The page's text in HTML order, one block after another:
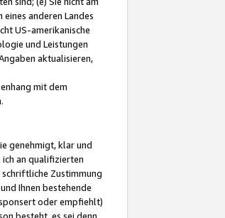
anderen Landes
US-amerikanische
und Leistungen
aktualisieren,
mit dem
genehmigt, klar und
ich an qualifizierten
schriftliche Zustimmung
Ihnen bestehende
oder empfiehlt)
besteht, es sei denn,